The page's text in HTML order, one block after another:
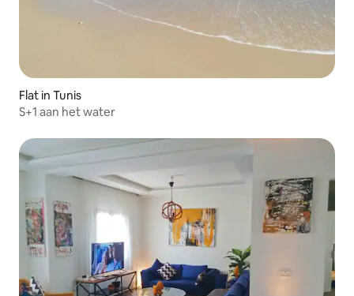
Flat in Tunis
S+1 aan het water